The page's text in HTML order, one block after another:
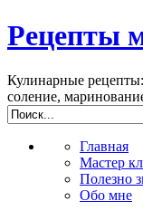
Рецепты
Кулинарные
соление,
Главная
Мастер
Полезно
Обо мне